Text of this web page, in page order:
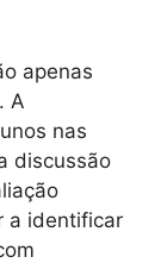
apenas
A
nas
discussão
a identificar